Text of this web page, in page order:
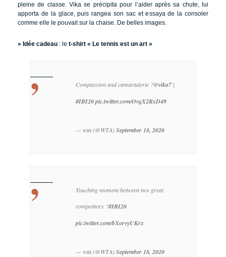
pleine de classe. Vika se précipita pour l’aider après sa chute, lui
apporta de la glace, puis rangea son sac et essaya de la consoler
comme elle le pouvait sur la chaise. De belles images.
» Idée cadeau : le t-shirt « Le tennis est un art »
Compassion and camaraderie ?@vika7 |
#IBI20pic.twitter.com/OvgX2RxD49
— wta (@WTA)September 18, 2020
Touching moment between two great
competitors ?#IBI20
pic.twitter.com/bXorvyUKrx
— wta (@WTA)September 18, 2020